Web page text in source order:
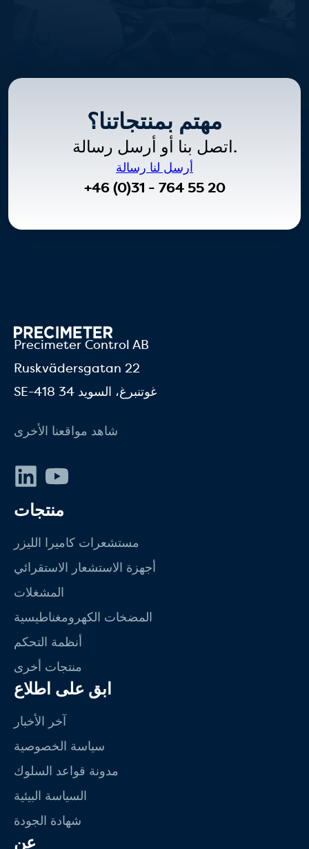
مهتم بمنتجاتنا؟
اتصل بنا أو أرسل رسالة.
أرسل لنا رسالة
+46 (0)31 - 764 55 20
Precimeter Control AB
Ruskvädersgatan 22
SE-418 34 غوتنبرغ، السويد
شاهد مواقعنا الأخرى
لينكد إن
منتجات
مستشعرات كاميرا الليزر
أجهزة الاستشعار الاستقرائي
المشغلات
المضخات الكهرومغناطيسية
أنظمة التحكم
منتجات أخرى
ابق على اطلاع
آخر الأخبار
سياسة الخصوصية
مدونة قواعد السلوك
السياسة البيئية
شهادة الجودة
عن